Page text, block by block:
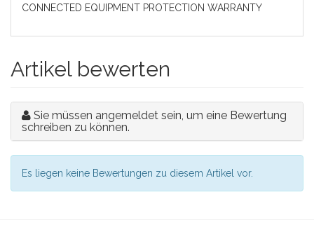
CONNECTED EQUIPMENT PROTECTION WARRANTY
Artikel bewerten
Sie müssen angemeldet sein, um eine Bewertung
schreiben zu können.
Es liegen keine Bewertungen zu diesem Artikel vor.